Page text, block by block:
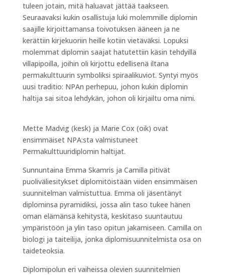
tuleen jotain, mitä haluavat jättää taakseen.
Seuraavaksi kukin osallistuja luki molemmille diplomin
saajille kirjoittamansa toivotuksen ääneen ja ne
kerättiin kirjekuoriin heille kotiin vietäväksi. Lopuksi
molemmat diplomin saajat hatutettiin käsin tehdyillä
villapipoilla, joihin oli kirjottu edellisenä iltana
permakulttuurin symboliksi spiraalikuviot. Syntyi myös
uusi traditio: NPAn perhepuu, johon kukin diplomin
haltija sai sitoa lehdykän, johon oli kirjailtu oma nimi.
Mette Madvig (kesk) ja Marie Cox (oik) ovat
ensimmäiset NPA:sta valmistuneet
Permakulttuuridiplomin haltijat.
Sunnuntaina Emma Skamris ja Camilla pitivät
puoliväliesitykset diplomitöistään viiden ensimmäisen
suunnitelman valmistuttua. Emma oli jäsentänyt
diplominsa pyramidiksi, jossa alin taso tukee hänen
oman elämänsä kehitystä, keskitaso suuntautuu
ympäristöön ja ylin taso opitun jakamiseen. Camilla on
biologi ja taiteilija, jonka diplomisuunnitelmista osa on
taideteoksia.
Diplomipolun eri vaiheissa olevien suunnitelmien